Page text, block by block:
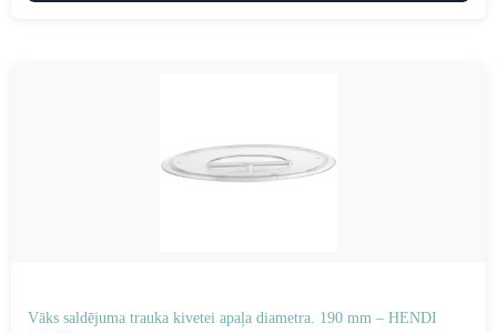
Vāks saldējuma trauka kivetei apaļa diametra. 190 mm – HENDI